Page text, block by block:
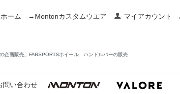
ーム →Montonカスタムウエア マイアカウント
企画販売。FARSPORTSホイール、ハンドルバーの販売
問い合わせ